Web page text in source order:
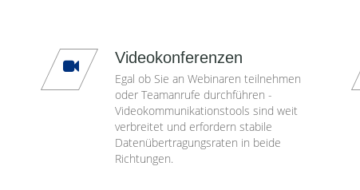
Videokonferenzen
Egal ob Sie an Webinaren teilnehmen
oder Teamanrufe durchführen -
Videokommunikationstools sind weit
verbreitet und erfordern stabile
Datenübertragungsraten in beide
Richtungen.